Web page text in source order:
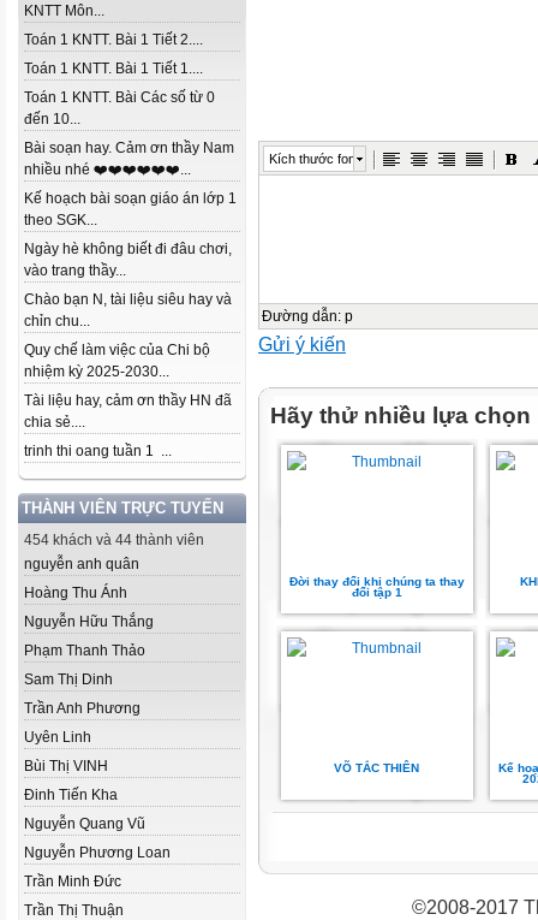
KNTT Môn...
Toán 1 KNTT. Bài 1 Tiết 2....
Toán 1 KNTT. Bài 1 Tiết 1....
Toán 1 KNTT. Bài Các số từ 0
đến 10...
Bài soạn hay. Cảm ơn thầy Nam
nhiều nhé ❤️❤️❤️❤️❤️❤️...
Kế hoạch bài soạn giáo án lớp 1
theo SGK...
Ngày hè không biết đi đâu chơi,
vào trang thầy...
Chào bạn N, tài liệu siêu hay và
chỉn chu...
Quy chế làm việc của Chi bộ
nhiệm kỳ 2025-2030...
Tài liệu hay, cảm ơn thầy HN đã
chia sẻ....
trinh thi oang tuần 1 ...
THÀNH VIÊN TRỰC TUYẾN
454 khách và 44 thành viên
nguyễn anh quân
Hoàng Thu Ánh
Nguyễn Hữu Thắng
Phạm Thanh Thảo
Sam Thị Dinh
Trần Anh Phương
Uyên Linh
Bùi Thị VINH
Đinh Tiến Kha
Nguyễn Quang Vũ
Nguyễn Phương Loan
Trần Minh Đức
Trần Thị Thuận
Kích thước font
Đường dẫn: p
Gửi ý kiến
Hãy thử nhiều lựa chọn
Đời thay đổi khi chúng ta thay
đổi tập 1
VÕ TẮC THIÊN
Kế
©2008-2017